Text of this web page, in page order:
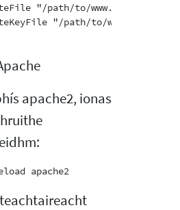
"/path/to/
"/path/to/
apache2, ionas